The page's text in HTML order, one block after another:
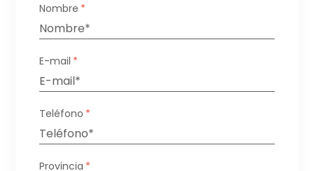
Nombre *
E-mail *
Teléfono *
Provincia *